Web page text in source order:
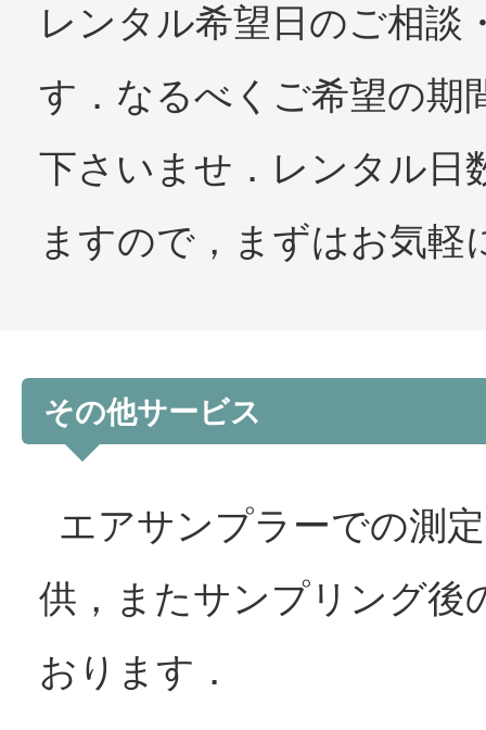
レンタル希望日のご相談
す．なるべくご希望の期
下さいませ．レンタル日
ますので，まずはお気軽
その他サービス
エアサンプラーでの測
供，またサンプリング後
おります．